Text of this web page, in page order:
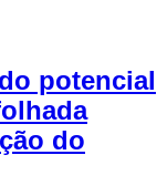
potencial
do